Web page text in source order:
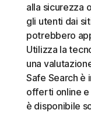
alla sicurezza
gli utenti dai
potrebbero
Utilizza la
una
Safe Search è
offerti online e
è disponibile